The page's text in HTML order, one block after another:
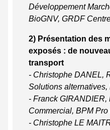
Développement
BioGNV, GRDF
2) Présentation des
exposés : de
transport
- Christophe DANEL,
Solutions
- Franck
Commercial, BPM Pro
- Christophe LE